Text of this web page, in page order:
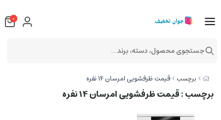
برچسب قیمت ظرفشویی امرسان 14 نفره
برچسب: قیمت ظرفشویی امرسان 14 نفره
0
جستجوی محصول، دسته، برند...